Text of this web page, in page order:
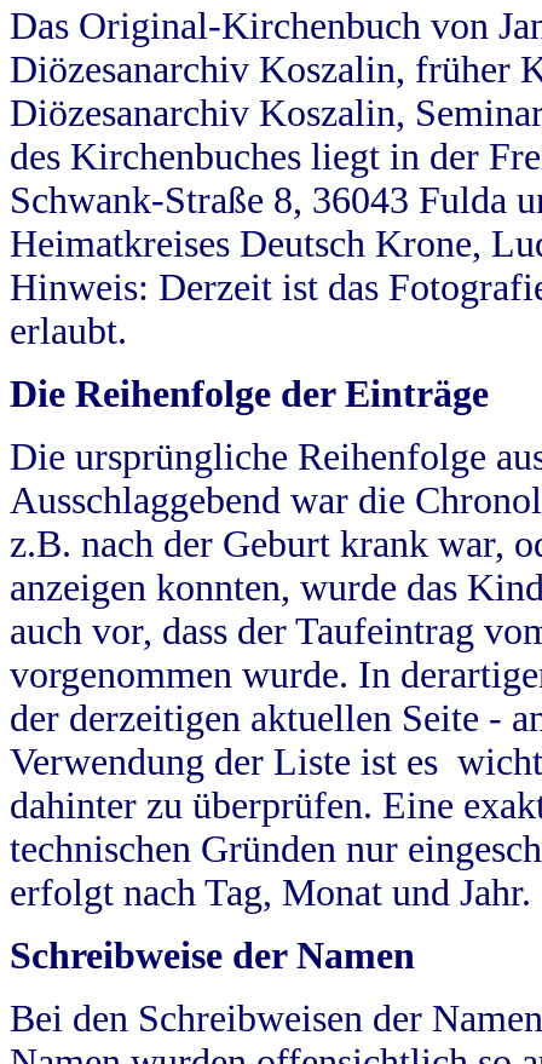
Das Original-Kirchenbuch von
Diözesanarchiv Koszalin, früher
Diözesanarchiv Koszalin,
des Kirchenbuches liegt in der
Schwank-Straße 8, 36043 Fulda
Heimatkreises Deutsch Krone,
Hinweis: Derzeit ist das
erlaubt.
Die Reihenfolge der Einträge
Die ursprüngliche Reihenfolge
Ausschlaggebend war die
z.B. nach der Geburt krank war,
anzeigen konnten, wurde das
auch vor, dass der Taufeintrag
vorgenommen wurde. In
der derzeitigen aktuellen Seite -
Verwendung der Liste ist es
dahinter zu überprüfen. Eine
technischen Gründen nur
erfolgt nach Tag, Monat und Jahr.
Schreibweise der Namen
Bei den Schreibweisen der